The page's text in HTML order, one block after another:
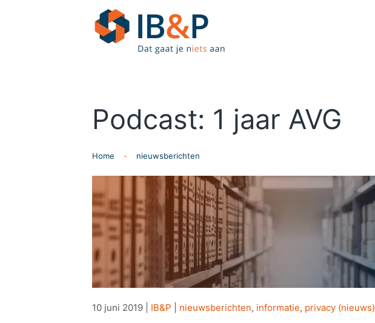
Skip to main content
Podcast: 1 jaar AVG
Home nieuwsberichten
10 juni 2019 IB&P nieuwsberichten, informatie, privacy (nieuws)